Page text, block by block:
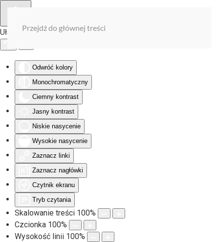
Ułatwienia dostępu
Odwróć kolory
Monochromatyczny
Ciemny kontrast
Jasny kontrast
Niskie nasycenie
Wysokie nasycenie
Zaznacz linki
Zaznacz nagłówki
Czytnik ekranu
Tryb czytania
Skalowanie treści 100%
Czcionka 100%
Wysokość linii 100%
Przejdź do głównej treści